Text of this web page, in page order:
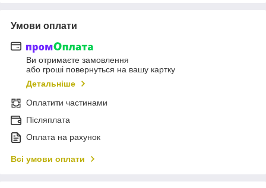
Умови оплати
Ви отримаєте замовлення
або гроші повернуться на вашу картку
Детальніше
Оплатити частинами
Післяплата
Оплата на рахунок
Всі умови оплати